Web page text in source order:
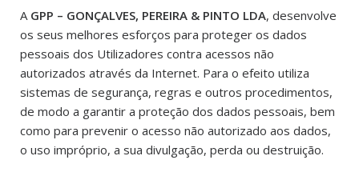
A GPP – GONÇALVES, PEREIRA & PINTO LDA, desenvolve
os seus melhores esforços para proteger os dados
pessoais dos Utilizadores contra acessos não
autorizados através da Internet. Para o efeito utiliza
sistemas de segurança, regras e outros procedimentos,
de modo a garantir a proteção dos dados pessoais, bem
como para prevenir o acesso não autorizado aos dados,
o uso impróprio, a sua divulgação, perda ou destruição.